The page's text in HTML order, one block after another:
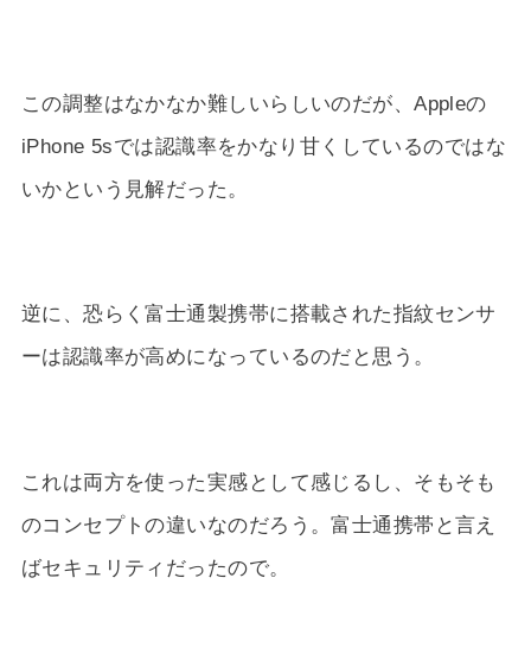
この調整はなかなか難しいらしいのだが、Appleの
iPhone 5sでは認識率をかなり甘くしているのではな
いかという見解だった。
逆に、恐らく富士通製携帯に搭載された指紋センサ
ーは認識率が高めになっているのだと思う。
これは両方を使った実感として感じるし、そもそも
のコンセプトの違いなのだろう。富士通携帯と言え
ばセキュリティだったので。